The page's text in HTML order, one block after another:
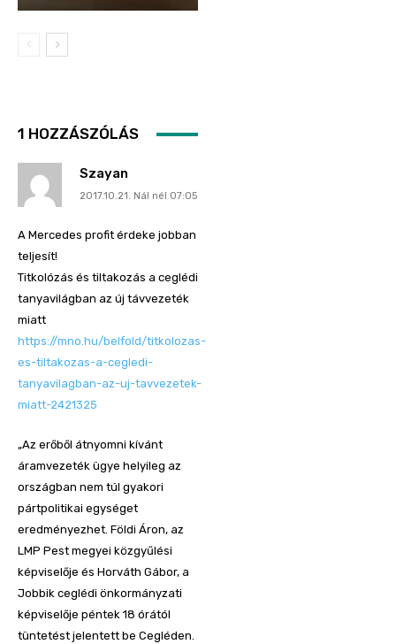
1 HOZZÁSZÓLÁS
Szayan
2017.10.21. Nál nél 07:05
A Mercedes profit érdeke jobban
teljesít!
Titkolózás és tiltakozás a ceglédi
tanyavilágban az új távvezeték
miatt
https://mno.hu/belfold/titkolozas-
es-tiltakozas-a-cegledi-
tanyavilagban-az-uj-tavvezetek-
miatt-2421325
„Az erőből átnyomni kívánt
áramvezeték ügye helyileg az
országban nem túl gyakori
pártpolitikai egységet
eredményezhet. Földi Áron, az
LMP Pest megyei közgyűlési
képviselője és Horváth Gábor, a
Jobbik ceglédi önkormányzati
képviselője péntek 18 órától
tüntetést jelentett be Cegléden.